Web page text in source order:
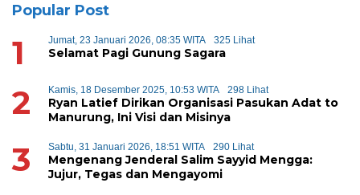
Popular Post
1 Jumat, 23 Januari 2026, 08:35 WITA 325 Lihat
Selamat Pagi Gunung Sagara
2 Kamis, 18 Desember 2025, 10:53 WITA 298 Lihat
Ryan Latief Dirikan Organisasi Pasukan Adat to
Manurung, Ini Visi dan Misinya
3 Sabtu, 31 Januari 2026, 18:51 WITA 290 Lihat
Mengenang Jenderal Salim Sayyid Mengga:
Jujur, Tegas dan Mengayomi